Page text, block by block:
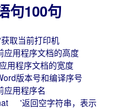
句100句
取当前打印机
程序文档的高度
程序文档的宽度
版本号和编译序号
用程序名
'返回空字符串，表示